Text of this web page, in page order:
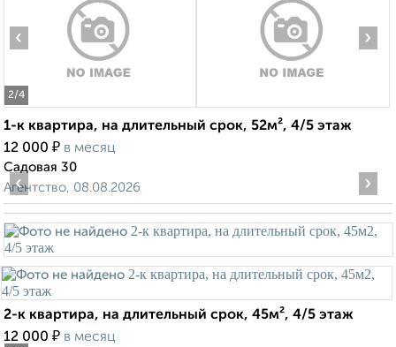
2/4
‹ ›
1-к квартира, на длительный срок, 52м², 4/5 этаж
12 000 ₽ в месяц
Садовая 30
Агентство, 08.08.2026
‹ ›
2-к квартира, на длительный срок, 45м², 4/5 этаж
12 000 ₽ в месяц